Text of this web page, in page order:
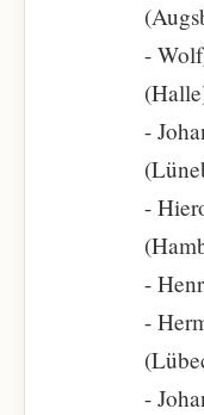
-
-
-
-
-
-